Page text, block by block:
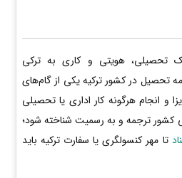
تحصیلی، هویتی و کاری به ترکی
تحصیل در کشور ترکیه یکی از گام‌های
و انجام هرگونه کار اداری یا تحصیلی
کشور ترجمه و به رسمیت شناخته شود؛
تا مهر کنسولگری یا سفارت ترکیه باید